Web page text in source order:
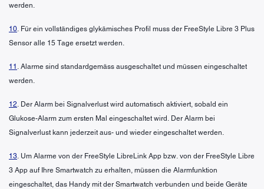
werden.
10. Für ein vollständiges glykämisches Profil muss der FreeStyle Libre 3 Plus
Sensor alle 15 Tage ersetzt werden.
11 . Alarme sind standardgemäss ausgeschaltet und müssen eingeschaltet
werden.
12. Der Alarm bei Signalverlust wird automatisch aktiviert, sobald ein
Glukose-Alarm zum ersten Mal eingeschaltet wird. Der Alarm bei
Signalverlust kann jederzeit aus- und wieder eingeschaltet werden.
13. Um Alarme von der FreeStyle LibreLink App bzw. von der FreeStyle Libre
3 App auf Ihre Smartwatch zu erhalten, müssen die Alarmfunktion
eingeschaltet, das Handy mit der Smartwatch verbunden und beide Geräte